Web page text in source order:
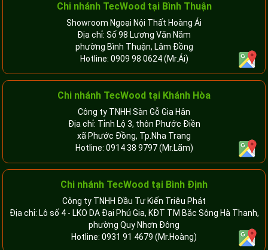
Chi nhánh TecWood tại Bình Thuận
Showroom Ngoại Nội Thất Hoàng Ái
Địa chỉ: Số 98 Lương Văn Năm
phường Bình Thuận, Lâm Đồng
Hotline: 0909 98 0624(Mr.Ái)
Chi nhánh TecWood tại Khánh Hòa
Công ty TNHH Sàn Gỗ Gia Hân
Địa chỉ: Tỉnh Lộ 3, thôn Phước Điền
xã Phước Đồng, Tp.Nha Trang
Hotline: 0914 38 9797(Mr.Lãm)
Chi nhánh TecWood tại Bình Định
Công ty TNHH Đầu Tư Kiến Triệu Phát
Địa chỉ: Lô số 4 - LKO DA Đại Phú Gia, KĐT TM Bắc Sông Hà Thanh,
phường Quy Nhơn Đông
Hotline: 0931 91 4679 (Mr.Hoàng)